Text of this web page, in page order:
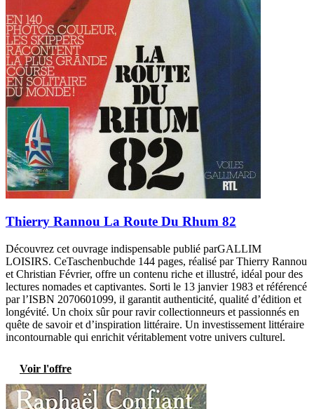
Thierry Rannou La Route Du Rhum 82
Découvrez cet ouvrage indispensable publié parGALLIM
LOISIRS. CeTaschenbuchde 144 pages, réalisé par Thierry Rannou
et Christian Février, offre un contenu riche et illustré, idéal pour des
lectures nomades et captivantes. Sorti le 13 janvier 1983 et référencé
par l’ISBN 2070601099, il garantit authenticité, qualité d’édition et
longévité. Un choix sûr pour ravir collectionneurs et passionnés en
quête de savoir et d’inspiration littéraire. Un investissement littéraire
incontournable qui enrichit véritablement votre univers culturel.
Voir l'offre